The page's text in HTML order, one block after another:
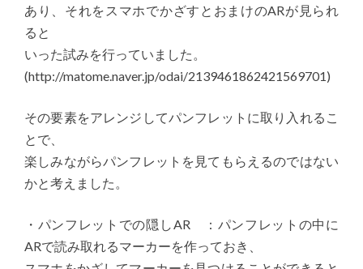
あり、それをスマホでかざすとおまけのARが見られ
ると
いった試みを行っていました。
(http://matome.naver.jp/odai/2139461862421569701)
その要素をアレンジしてパンフレットに取り入れるこ
とで、
楽しみながらパンフレットを見てもらえるのではない
かと考えました。
・パンフレットでの隠しAR ：パンフレットの中に
ARで読み取れるマーカーを作っておき、